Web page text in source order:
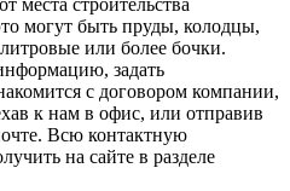
места строительства
могут быть пруды, колодцы,
или более бочки.
задать
с договором компании,
к нам в офис, или отправив
Всю контактную
на сайте в разделе